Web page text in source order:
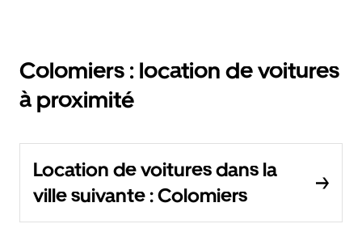
Colomiers : location de voitures
à proximité
Location de voitures dans la
ville suivante : Colomiers